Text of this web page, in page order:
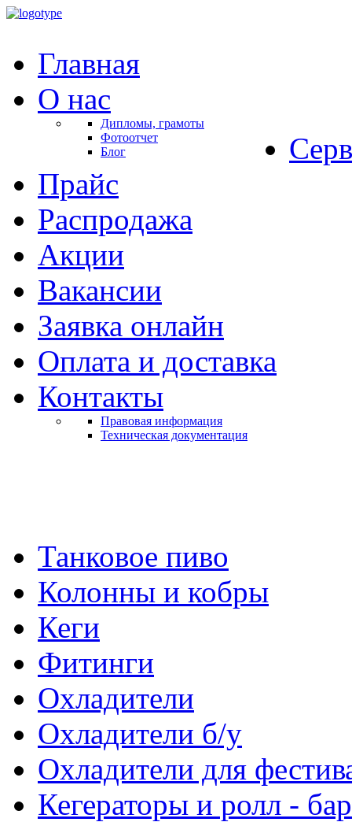
Главная
О нас
Дипломы, грамоты
Фотоотчет
Блог
Прайс
Распродажа
Акции
Вакансии
Заявка онлайн
Оплата и доставка
Контакты
Правовая информация
Техническая документация
Танковое пиво
Колонны и кобры
Кеги
Фитинги
Охладители
Охладители б/у
Охладители для
Кегераторы и ролл -